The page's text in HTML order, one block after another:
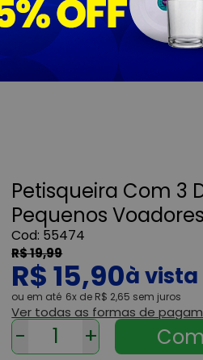
Petisqueira Com 3
Pequenos
55474
R$ 19,99
R$ 15,90
ou 6x de R$ 2,65 sem juros
Ver todas as formas de
- +